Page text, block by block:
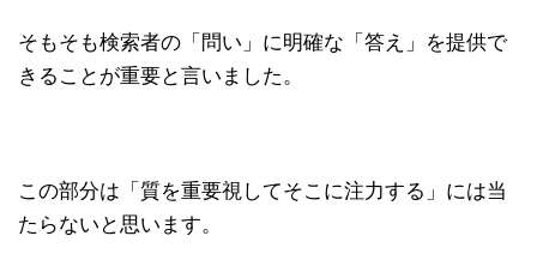
そもそも検索者の「問い」に明確な「答え」を提供で
きることが重要と言いました。
この部分は「質を重要視してそこに注力する」には当
たらないと思います。